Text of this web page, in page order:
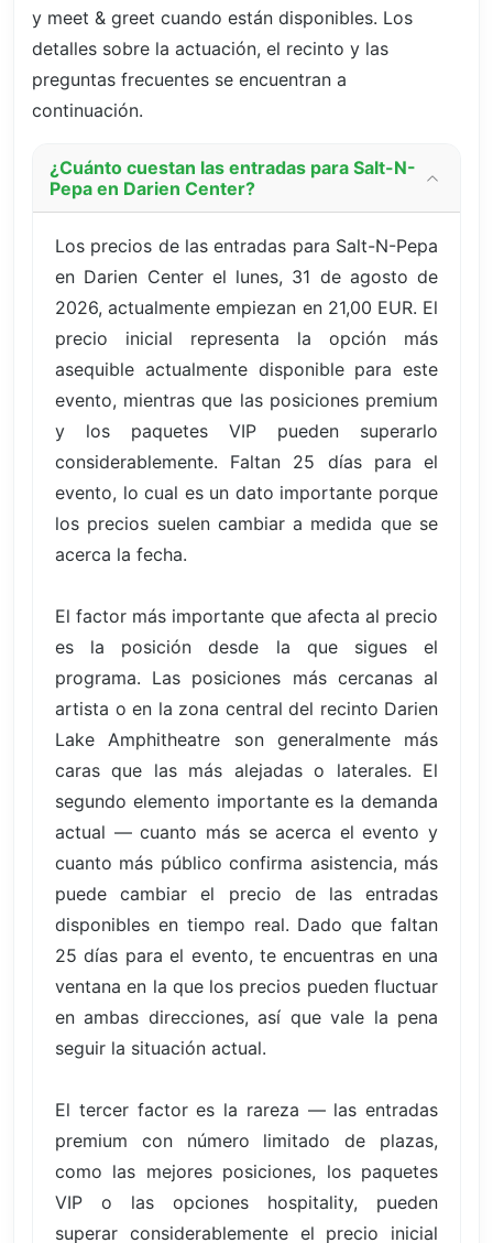
y meet & greet cuando están disponibles. Los
detalles sobre la actuación, el recinto y las
preguntas frecuentes se encuentran a
continuación.
¿Cuánto cuestan las entradas para Salt-N-
Pepa en Darien Center?
Los precios de las entradas para Salt-N-Pepa
en Darien Center el lunes, 31 de agosto de
2026, actualmente empiezan en 21,00 EUR. El
precio inicial representa la opción más
asequible actualmente disponible para este
evento, mientras que las posiciones premium
y los paquetes VIP pueden superarlo
considerablemente. Faltan 25 días para el
evento, lo cual es un dato importante porque
los precios suelen cambiar a medida que se
acerca la fecha.
El factor más importante que afecta al precio
es la posición desde la que sigues el
programa. Las posiciones más cercanas al
artista o en la zona central del recinto Darien
Lake Amphitheatre son generalmente más
caras que las más alejadas o laterales. El
segundo elemento importante es la demanda
actual — cuanto más se acerca el evento y
cuanto más público confirma asistencia, más
puede cambiar el precio de las entradas
disponibles en tiempo real. Dado que faltan
25 días para el evento, te encuentras en una
ventana en la que los precios pueden fluctuar
en ambas direcciones, así que vale la pena
seguir la situación actual.
El tercer factor es la rareza — las entradas
premium con número limitado de plazas,
como las mejores posiciones, los paquetes
VIP o las opciones hospitality, pueden
superar considerablemente el precio inicial